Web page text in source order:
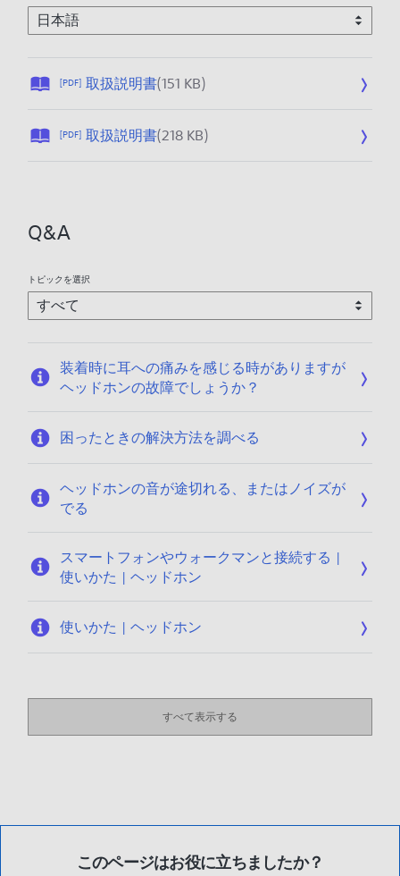
[PDF] 取扱説明書(151 KB)公
:
2
1
5
[PDF] 取扱説明書(218 KB)公
/
2
4
Q&A
トピックを選択
装着時に耳への痛みを感じる時がありますが
ヘッドホンの故障でしょうか？
困ったときの解決方法を調べる
ヘッドホンの音が途切れる、またはノイズが
でる
スマートフォンやウォークマンと接続する |
使いかた | ヘッドホン
使いかた | ヘッドホン
すべて表示する
このページはお役に立ちましたか？